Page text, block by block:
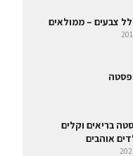
צבעים – ממולאים
פסטה
בריאים וקלים
אוהבים